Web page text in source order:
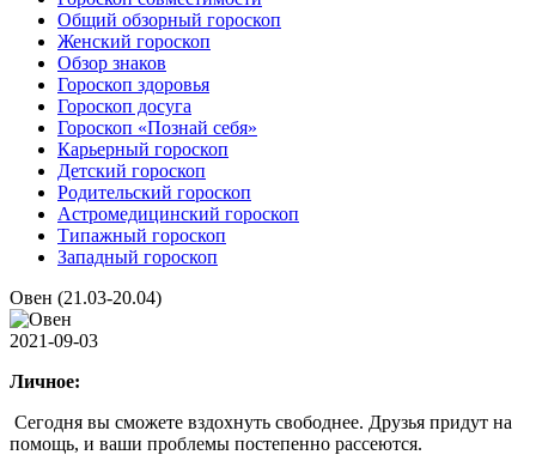
Общий обзорный гороскоп
Женский гороскоп
Обзор знаков
Гороскоп здоровья
Гороскоп досуга
Гороскоп «Познай себя»
Карьерный гороскоп
Детский гороскоп
Родительский гороскоп
Астромедицинский гороскоп
Типажный гороскоп
Западный гороскоп
Овен (21.03-20.04)
2021-09-03
Личное:
Сегодня вы сможете вздохнуть свободнее. Друзья придут на
помощь, и ваши проблемы постепенно рассеются.